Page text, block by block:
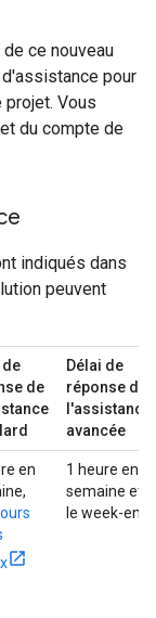
ce nouveau
pour
Vous
du compte de
indiqués dans
peuvent
de
de
Délai de
réponse de
l'assistance
avancée
en
1 heure en
semaine et
le week-end